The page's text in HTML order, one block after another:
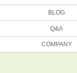
BLOG
Q&A
COMPANY